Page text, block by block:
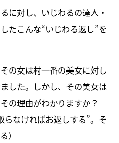
に対し、いじわるの達人・
たこんな“いじわる返し”を
の女は村一番の美女に対し
した。しかし、その美女は
の理由がわかりますか？
なければお返しする”。そ
）